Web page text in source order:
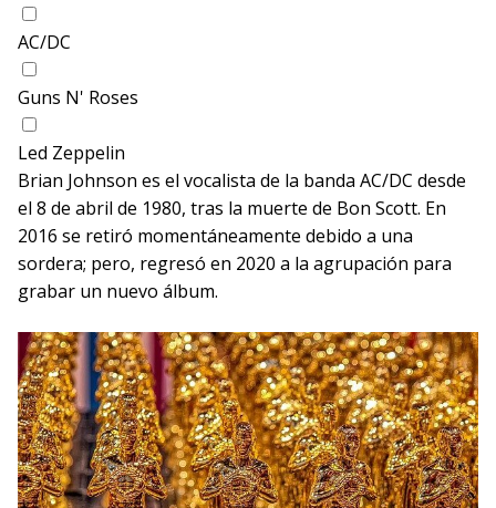
AC/DC
Guns N' Roses
Led Zeppelin
Brian Johnson es el vocalista de la banda AC/DC desde
el 8 de abril de 1980, tras la muerte de Bon Scott. En
2016 se retiró momentáneamente debido a una
sordera; pero, regresó en 2020 a la agrupación para
grabar un nuevo álbum.